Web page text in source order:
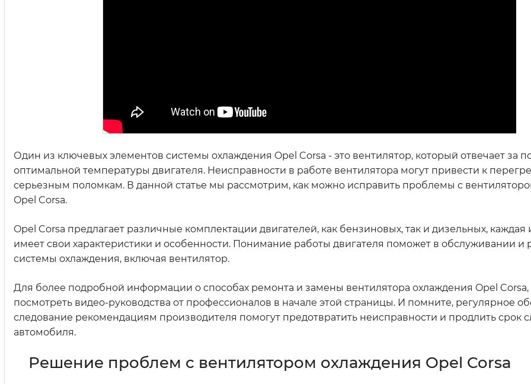
Один из ключевых элементов системы охлаждения Opel Corsa - это вентилятор, который отвечает за
оптимальной температуры двигателя. Неисправности в работе вентилятора могут привести к
серьезным поломкам. В данной статье мы рассмотрим, как можно исправить проблемы с
Opel Corsa.
Opel Corsa предлагает различные комплектации двигателей, как бензиновых, так и дизельных, каждая
имеет свои характеристики и особенности. Понимание работы двигателя поможет в обслуживании и
системы охлаждения, включая вентилятор.
Для более подробной информации о способах ремонта и замены вентилятора охлаждения Opel
посмотреть видео-руководства от профессионалов в начале этой страницы. И помните, регулярное
следование рекомендациям производителя помогут предотвратить неисправности и продлить срок
автомобиля.
Решение проблем с вентилятором охлаждения Opel Corsa